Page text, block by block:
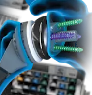
Hand und HandgelenkFuß
Cardiothoracic